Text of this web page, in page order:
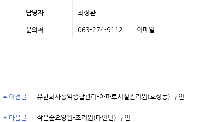
담당자 최정환
문의처 063-274-9112 이메일 :
이전글 유한회사홍익종합관리-아파트시설관리원(호성동) 구인
다음글 작은숲요양원-조리원(태인면) 구인